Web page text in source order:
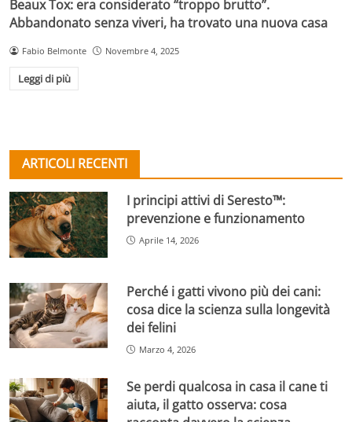
Beaux Tox: era considerato “troppo brutto”.
Abbandonato senza viveri, ha trovato una nuova casa
Fabio Belmonte Novembre 4, 2025
Leggi di più
ARTICOLI RECENTI
I principi attivi di Seresto™:
prevenzione e funzionamento
Aprile 14, 2026
Perché i gatti vivono più dei cani:
cosa dice la scienza sulla longevità
dei felini
Marzo 4, 2026
Se perdi qualcosa in casa il cane ti
aiuta, il gatto osserva: cosa